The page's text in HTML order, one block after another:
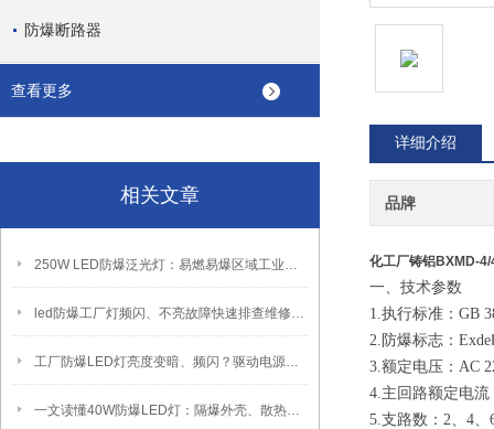
防爆断路器
查看更多
相关文章
250W LED防爆泛光灯：易燃易爆区域工业固定照明装置
led防爆工厂灯频闪、不亮故障快速排查维修方法
工厂防爆LED灯亮度变暗、频闪？驱动电源故障检修方法
一文读懂40W防爆LED灯：隔爆外壳、散热、防爆认证原理
详细介绍
品牌
化工厂铸铝BXMD-
一、技术参数
1.执行标准：GB
2.防爆标志：
3.额定电压：AC
4.主回路额定电流
5.支路数：2、4、